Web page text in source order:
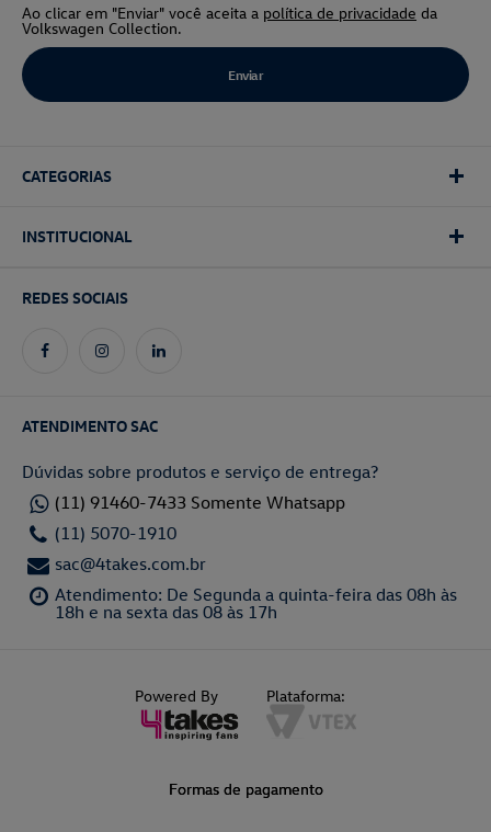
Ao clicar em "Enviar" você aceita a política de privacidade da
Volkswagen Collection.
CATEGORIAS
INSTITUCIONAL
REDES SOCIAIS
ATENDIMENTO SAC
Dúvidas sobre produtos e serviço de entrega?
(11) 91460-7433 Somente Whatsapp
(11) 5070-1910
sac@4takes.com.br
Atendimento: De Segunda a quinta-feira das 08h às
18h e na sexta das 08 às 17h
Powered By Plataforma:
Formas de pagamento